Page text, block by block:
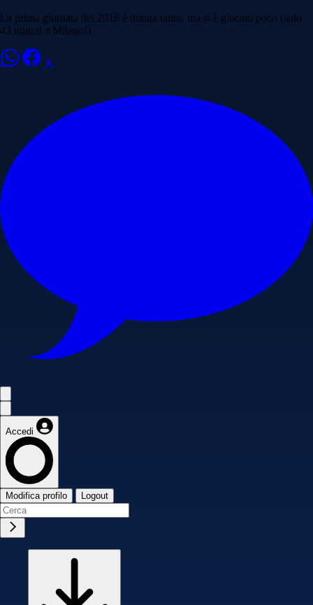
La prima giornata del 2018 è durata tanto, ma si è giocato poco (solo
43 minuti a Milano!)
Accedi
Modifica profilo Logout